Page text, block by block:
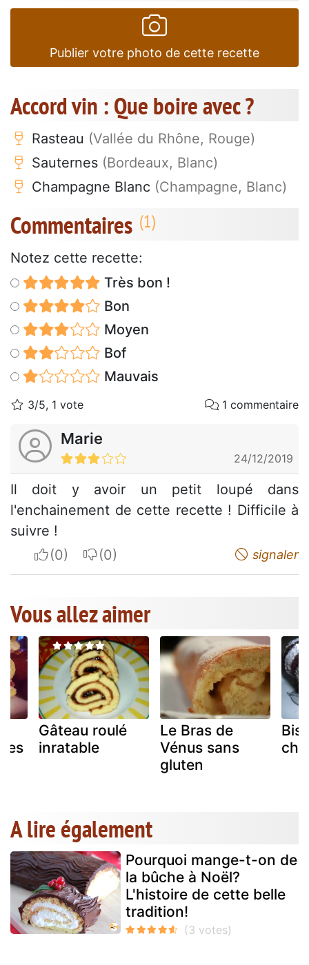
Publier votre photo de cette recette
Accord vin : Que boire avec ?
Rasteau (Vallée du Rhône, Rouge)
Sauternes (Bordeaux, Blanc)
Champagne Blanc (Champagne, Blanc)
Commentaires
Notez cette recette:
Très bon !
Bon
Moyen
Bof
Mauvais
3/5, 1 vote 1 commentaire
Marie
24/12/2019
Il doit y avoir un petit loupé dans
l'enchainement de cette recette ! Difficile à
suivre !
I apreciateI do not appreciate signaler
Vous allez aimer
Gâteau roulé
inratable
Le Bras de
Vénus sans
gluten
A lire également
Pourquoi mange-t-on de
la bûche à Noël?
L'histoire de cette belle
tradition!